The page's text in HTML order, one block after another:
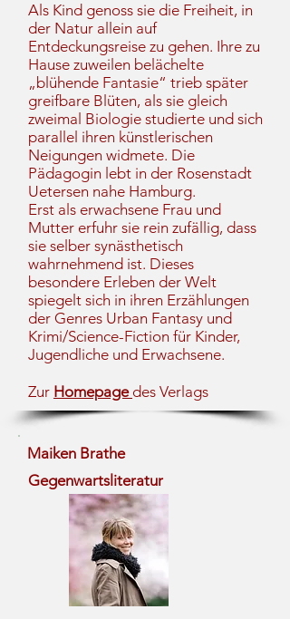
Als Kind genoss sie die Freiheit, in
der Natur allein auf
Entdeckungsreise zu gehen. Ihre zu
Hause zuweilen belächelte
„blühende Fantasie“ trieb später
greifbare Blüten, als sie gleich
zweimal Biologie studierte und sich
parallel ihren künstlerischen
Neigungen widmete. Die
Pädagogin lebt in der Rosenstadt
Uetersen nahe Hamburg.
Erst als erwachsene Frau und
Mutter erfuhr sie rein zufällig, dass
sie selber synästhetisch
wahrnehmend ist. Dieses
besondere Erleben der Welt
spiegelt sich in ihren Erzählungen
der Genres Urban Fantasy und
Krimi/Science-Fiction für Kinder,
Jugendliche und Erwachsene.
Zur Homepage des Verlags
Maiken Brathe
Gegenwartsliteratur